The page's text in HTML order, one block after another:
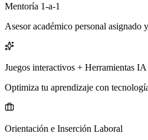
Mentoría 1-a-1
Asesor académico personal asignado
Juegos interactivos + Herramientas IA
Optimiza tu aprendizaje con
Orientación e Inserción Laboral